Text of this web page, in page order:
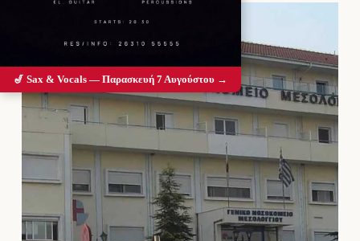
🎷 Sax & Vocals — Παρασκευή 7 Αυγούστου →